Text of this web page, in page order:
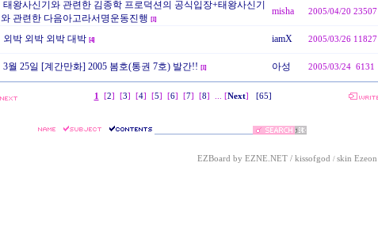
태왕사신기와 관련한 김종학 프로덕션의 공식입장+태왕사신기
와 관련한 다음아고라서명운동진행 [1]
misha 2005/04/20 23507
외박 외박 외박 대박 [4] iamX 2005/03/2611827
3월 25일 [계간만화] 2005 봄호(통권 7호) 발간!! [1] 아성 2005/03/24 6131
1 [2] [3] [4] [5] [6] [7] [8] ... [Next] [65]
EZBoard by EZNE.NET/ kissofgod / skin Ezeon